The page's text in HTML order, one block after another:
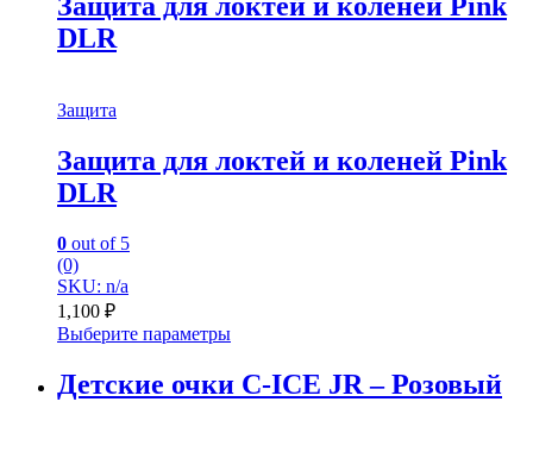
DLR
Защита
Защита для локтей и коленей Pink
DLR
0 out of 5
(0)
SKU: n/a
1,100 ₽
Выберите параметры
Детские очки C-ICE JR – Розовый